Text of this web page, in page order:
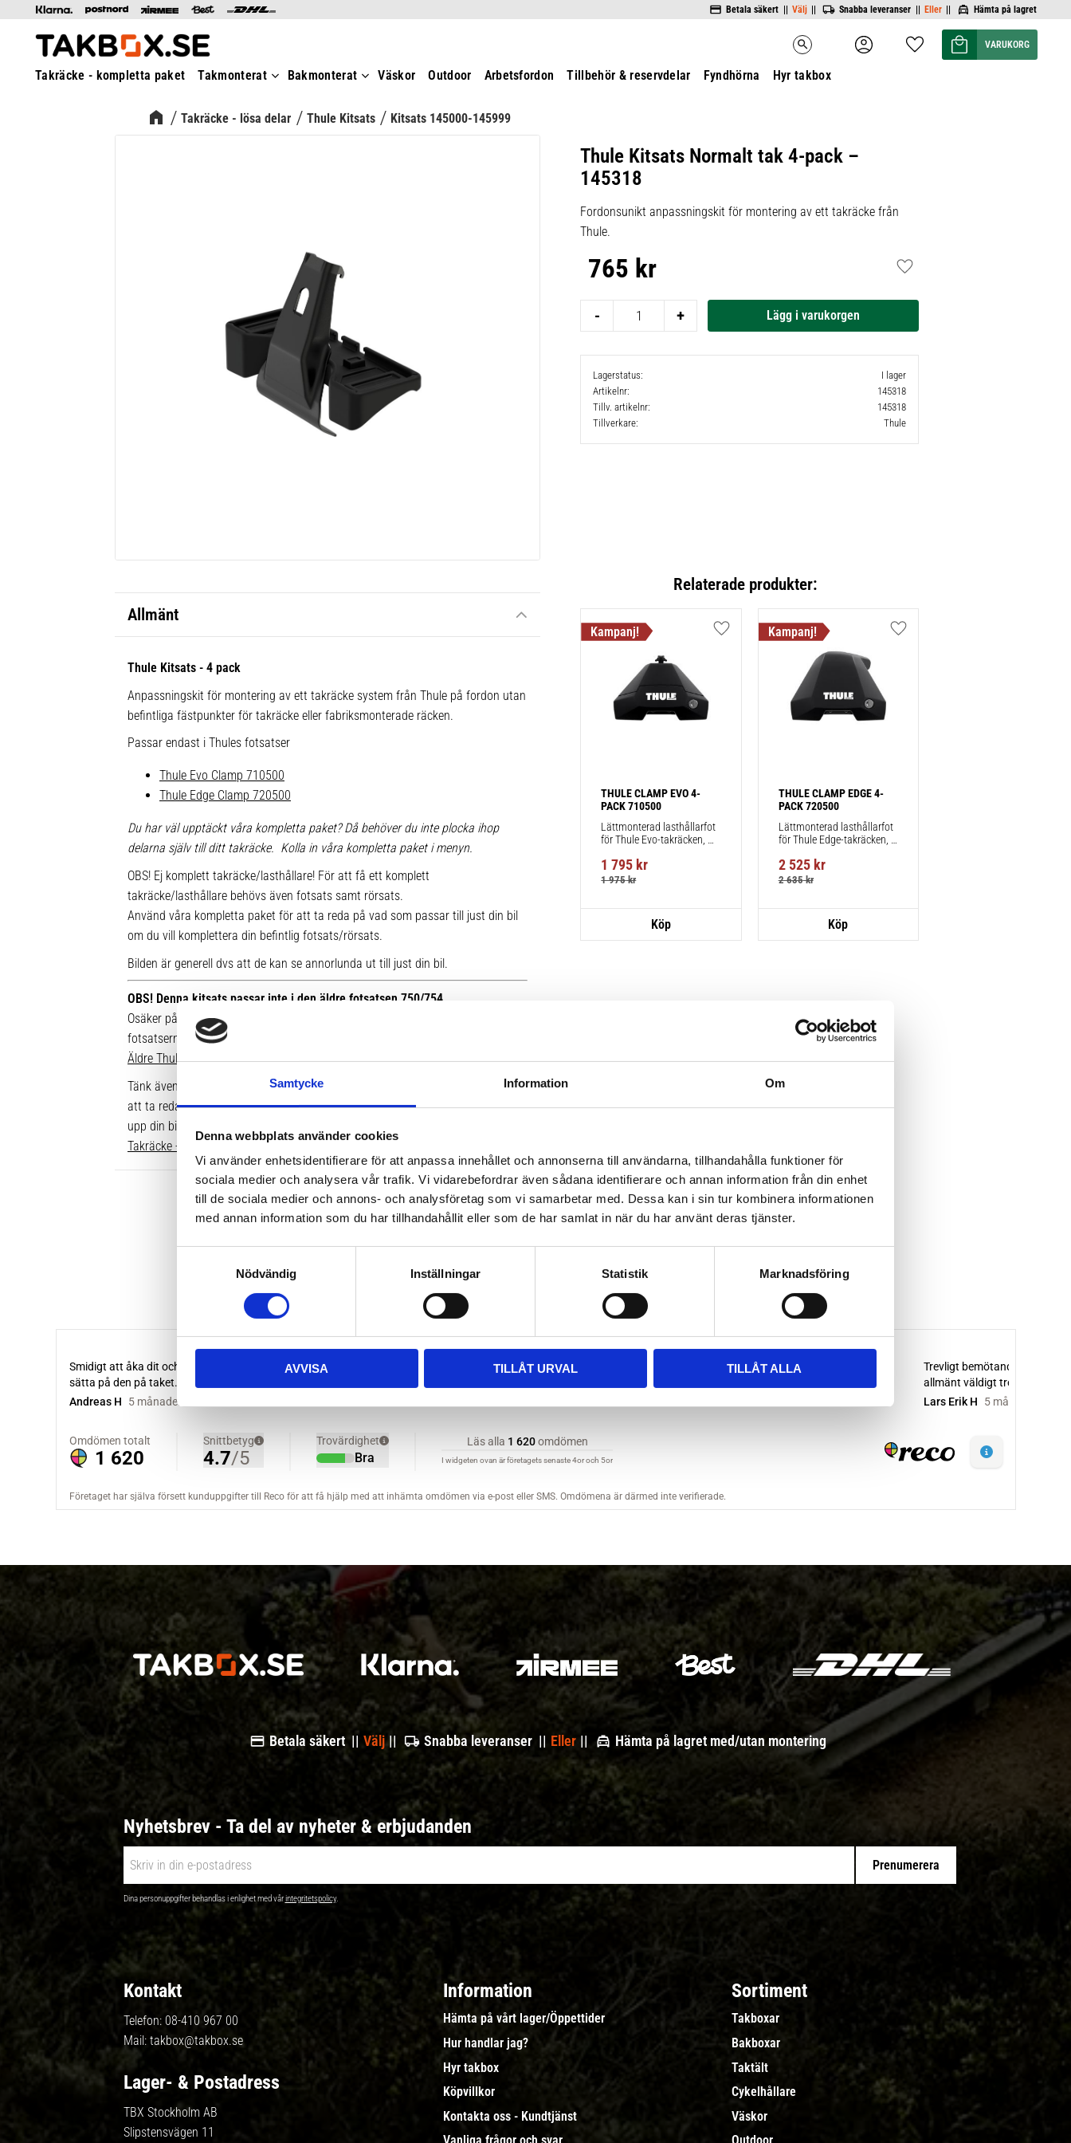
Samtycke Information Om
Denna webbplats använder cookies
Vi använder enhetsidentifierare för att anpassa innehållet och annonserna till användarna, tillhandahålla funktioner för
sociala medier och analysera vår trafik. Vi vidarebefordrar även sådana identifierare och annan information från din enhet
till de sociala medier och annons- och analysföretag som vi samarbetar med. Dessa kan i sin tur kombinera informationen
med annan information som du har tillhandahållit eller som de har samlat in när du har använt deras tjänster.
k
e
s
Nödvändig Inställningar Statistik Marknadsföring
AVVISA TILLÅT URVAL TILLÅT ALLA
Betala säkert || Välj || Snabba leveranser || Eller || Hämta på lagret
search Favoriter
Kundvagn
Takräcke - kompletta paket Takmonterat Bakmonterat Väskor Outdoor Arbetsfordon Tillbehör & reservdelar Fyndhörna Hyr takbox
Takräcke - lösa delar Thule Kitsats Kitsats 145000-145999
Thule Kitsats Normalt tak 4-pack –
145318
Fordonsunikt anpassningskit för montering av ett takräcke från
Thule.
765 kr
+
-
Lägg till i favoriter
Lagerstatus
I lager
Artikelnr
145318
Tillv. artikelnr
145318
Tillverkare
Thule
Allmänt
Thule Kitsats - 4 pack
Anpassningskit för montering av ett takräcke system från Thule på fordon utan
befintliga fästpunkter för takräcke eller fabriksmonterade räcken.
Passar endast i Thules fotsatser
Thule Evo Clamp 710500
Thule Edge Clamp 720500
Du har väl upptäckt våra kompletta paket? Då behöver du inte plocka ihop
delarna själv till ditt takräcke. Kolla in våra kompletta paket i menyn.
OBS! Ej komplett takräcke/lasthållare! För att få ett komplett
takräcke/lasthållare behövs även fotsats samt rörsats.
Använd våra kompletta paket för att ta reda på vad som passar till just din bil
om du vill komplettera din befintlig fotsats/rörsats.
Bilden är generell dvs att de kan se annorlunda ut till just din bil.
OBS! Denna kitsats passar inte i den äldre fotsatsen 750/754.
Osäker på vilken fot du har sedan tidigare? Här kan du se bilder på de äldre
fotsatserna:
Äldre Thule fotsatser som inte går att komplettera med nya kitsatser >>
Tänk även på att dina rör över taket behöver vara i rätt längd. Enklaste sättet
att ta reda på vilken längd du ska ha är att gå till våra kompletta paket, leta
upp din bil. Där ser du enkelt vilken längd som passar.
Takräcke - kompletta paket >>
Relaterade produkter:
THULE CLAMP EVO 4-
PACK 710500
Lättmonterad lasthållarfot
för Thule Evo-takräcken,
fästpunkter för takräcke
eller fabriksmonterade
1 795 kr
1 975kr
Lägg till i favoriter
THULE CLAMP EDGE 4-
PACK 720500
Lättmonterad lasthållarfot
för Thule Edge-takräcken,
fästpunkter för takräcke
eller fabriksmonterade
2 525kr
2 635kr
Lägg till i favoriter
Betala säkert || Välj || Snabba leveranser || Eller || Hämta på lagret med/utan montering
Nyhetsbrev - Ta del av nyheter & erbjudanden
Prenumerera
Dina personuppgifter behandlas i enlighet med vårintegritetspolicy.
Kontakt
Telefon: 08-410 967 00
Mail: takbox@takbox.se
Lager- & Postadress
TBX Stockholm AB
Slipstensvägen 11
Information
Hämta på vårt lager/Öppettider
Hur handlar jag?
Hyr takbox
Köpvillkor
Kontakta oss - Kundtjänst
Sortiment
Takboxar
Bakboxar
Taktält
Cykelhållare
Väskor